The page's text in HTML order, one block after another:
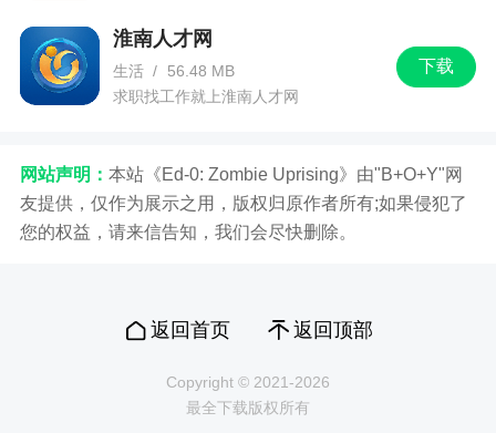
下载
淮南人才网
生活 /
56.48 MB
求职找工作就上淮南人才网
网站声明： 本站《Ed-0: Zombie Uprising》由"B+O+Y"网
友提供，仅作为展示之用，版权归原作者所有;如果侵犯了
您的权益，请来信告知，我们会尽快删除。
返回首页 返回顶部
Copyright © 2021-2026
最全下载版权所有